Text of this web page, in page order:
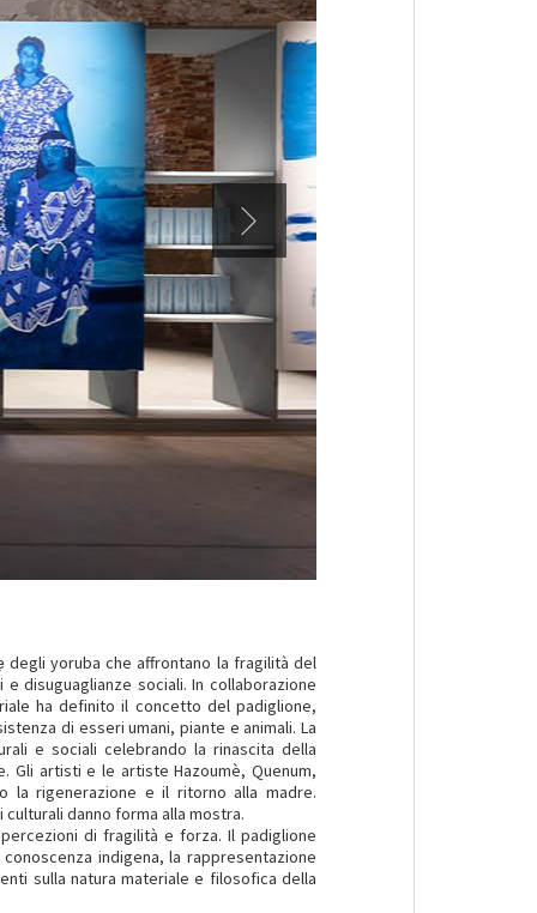
yoruba che affrontano la fragilità del
disuguaglianze sociali. In collaborazione
ha definito il concetto del padiglione,
di esseri umani, piante e animali. La
e sociali celebrando la rinascita della
Gli artisti e le artiste Hazoumè, Quenum,
la rigenerazione e il ritorno alla madre.
danno forma alla mostra.
di fragilità e forza. Il padiglione
indigena, la rappresentazione
sulla natura materiale e filosofica della